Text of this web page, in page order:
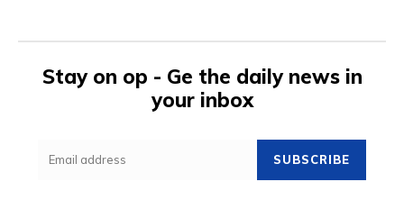
Stay on op - Ge the daily news in
your inbox
SUBSCRIBE